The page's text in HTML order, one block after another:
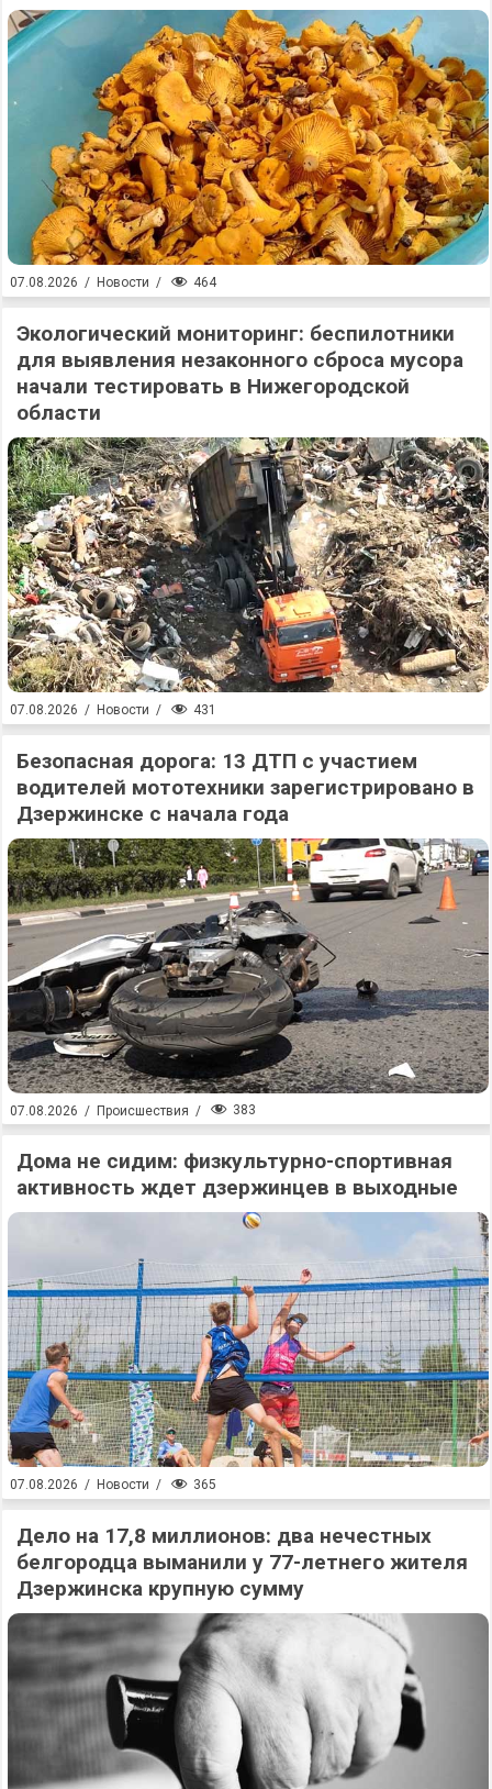
07.08.2026 / Новости / 464
Экологический мониторинг: беспилотники
для выявления незаконного сброса мусора
начали тестировать в Нижегородской
области
07.08.2026 / Новости / 431
Безопасная дорога: 13 ДТП с участием
водителей мототехники зарегистрировано в
Дзержинске с начала года
07.08.2026 / Происшествия / 383
Дома не сидим: физкультурно-спортивная
активность ждет дзержинцев в выходные
07.08.2026 / Новости / 365
Дело на 17,8 миллионов: два нечестных
белгородца выманили у 77-летнего жителя
Дзержинска крупную сумму